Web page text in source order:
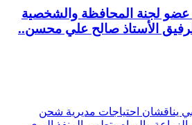
عضو لجنة المحافظة والشخصية
الرفيق الأستاذ صالح علي محسن..
يناقشان احتياجات مديرية شحن